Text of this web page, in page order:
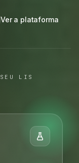
Ver a plataforma
LIS